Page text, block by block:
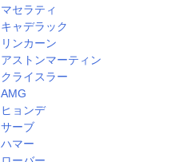
マセラティ
キャデラック
リンカーン
アストンマーティン
クライスラー
AMG
ヒョンデ
サーブ
ハマー